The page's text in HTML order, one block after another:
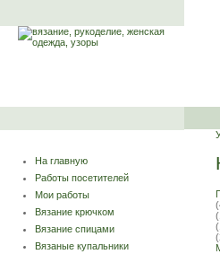
На главную
Работы посетителей
Мои работы
Вязание крючком
Вязание спицами
Вязаные купальники